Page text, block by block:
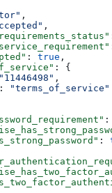
,
,
: true ,
: {
"11446498" ,
:
"terms_of_service"
: